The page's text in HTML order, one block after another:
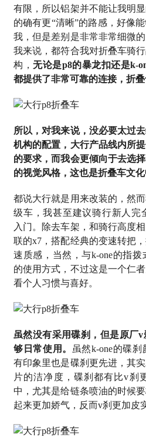
有限，所以铝架并不能让我明
的确有更“清晰”的路感，好像
我，但是差别是非常非常细微
我来说，都符合我对折叠车骑
构， 无论是p8的暴龙扣还是k-
都提供了非常可靠的连接，折叠
所以，对我来说，没必要太过
机构的配置，大行产品线内所
的要求，而我会更倾向于去选
的视觉风格，这也是折叠车文
都说大行就是用来改装的，然
级车，我甚至建议骑行新人完
入门。除去车架，和骑行高度
联的x7，搭配经典的变速转把
速质感，当然，与k-one的指
的使用方式，不过这是一个仁
看个人习惯与喜好。
虽然没有采用碟刹，但是原厂
够日常使用。
虽然k-one的碟
有印象里也是碟刹更先进，其
片的洁净度，碟刹都有比v刹
中，尤其是给链条喷油的时候
起来更加娇气，反而v刹更加皮